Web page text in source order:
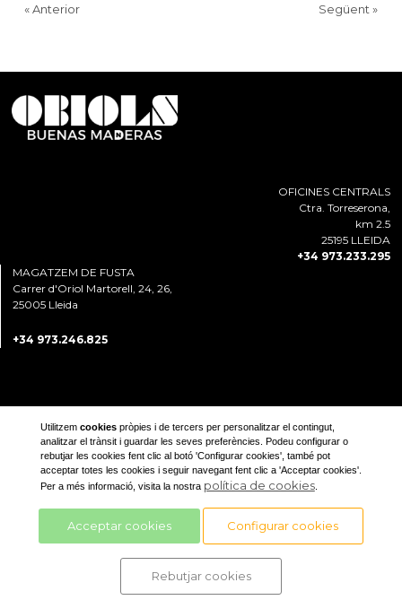
«Anterior Següent »
OFICINES CENTRALS
Ctra. Torreserona,
km 2.5
25195 LLEIDA
+34 973.233.295
MAGATZEM DE FUSTA
Carrer d'Oriol Martorell, 24, 26,
25005 Lleida
+34 973.246.825
Avís legal
Política de privacitat
Utilitzem cookiespròpies i de tercers per personalitzar el contingut,
analitzar el trànsit i guardar les seves preferències. Podeu configurar o
rebutjar les cookies fent clic al botó 'Configurar cookies', també pot
acceptar totes les cookies i seguir navegant fent clic a 'Acceptar cookies'.
Per a més informació, visita la nostra política de cookies.
Acceptar cookies Configurar cookies
Rebutjar cookies